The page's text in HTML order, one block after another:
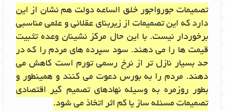
تصمیمات جورواجور خلق الساعه دولت هم نشان از این
دارد که این تصمیمات از زیربنای عقلائی و علمی مناسبی
برخوردار نیست. با این حال مرکز نشینان وعده تثبیت
قیمت ها را می دهند. سود سپرده های مردم را که در
حد بسیار نازل تر از نرخ رسمی تورم است کاهش می
دهند. مردم را به بورس دعوت می کنند و همینطور و
بطور روزمره به وسیله نهادهای تصمیم گیر اقتصادی
تصمیمات مسئله ساز یا کم اثر اتخاذ می شود.